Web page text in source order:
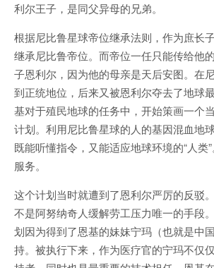
利尔王子，是同父异母的兄弟。
根据尼比鲁星球帝位继承法则，作为庶长
继承尼比鲁帝位。而帝位一任只能传给他
子恩利尔，因为他的母亲是天后安图。在
到正统地位，后来又被恩利尔夺去了地球
基对于殖民地球的任务中，开始策画一个
计划。利用尼比鲁星球的人的基因混血地
既能听懂指令，又能适应地球环境的“人类
服务。
这个计划当时就遭到了恩利尔严厉的反驳
不是阿努纳奇人缓解劳工压力唯一的手段
划因为得到了恩基的妹妹宁玛（也就是中
持。被执行下来，作为医疗官的宁玛不仅